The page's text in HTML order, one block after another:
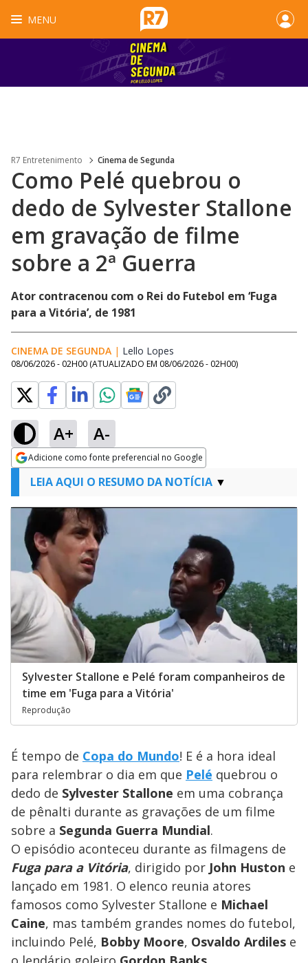
MENU
R7 Entretenimento Cinema de Segunda
Como Pelé quebrou o
dedo de Sylvester Stallone
em gravação de filme
sobre a 2ª Guerra
Ator contracenou com o Rei do Futebol em ‘Fuga
para a Vitória’, de 1981
CINEMA DE SEGUNDA | Lello Lopes
08/06/2026 - 02H00 (ATUALIZADO EM 08/06/2026 - 02H00)
A+ A-
Adicione como fonte preferencial no Google
Opens in new window
LEIA AQUI O RESUMO DA NOTÍCIA
Sylvester Stallone e Pelé foram companheiros de
time em 'Fuga para a Vitória'
Reprodução
É tempo de Copa do Mundo! E é a hora ideal
para relembrar o dia em que Pelé quebrou o
dedo de Sylvester Stallone em uma cobrança
de pênalti durante as gravações de um filme
sobre a Segunda Guerra Mundial.
O episódio aconteceu durante as filmagens de
Fuga para a Vitória, dirigido por John Huston e
lançado em 1981. O elenco reunia atores
famosos como Sylvester Stallone e Michael
Caine, mas também grandes nomes do futebol,
incluindo Pelé, Bobby Moore, Osvaldo Ardiles e